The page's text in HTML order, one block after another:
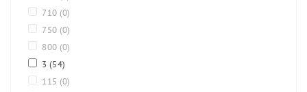
710 (0)
750 (0)
800 (0)
3 (54)
115 (0)